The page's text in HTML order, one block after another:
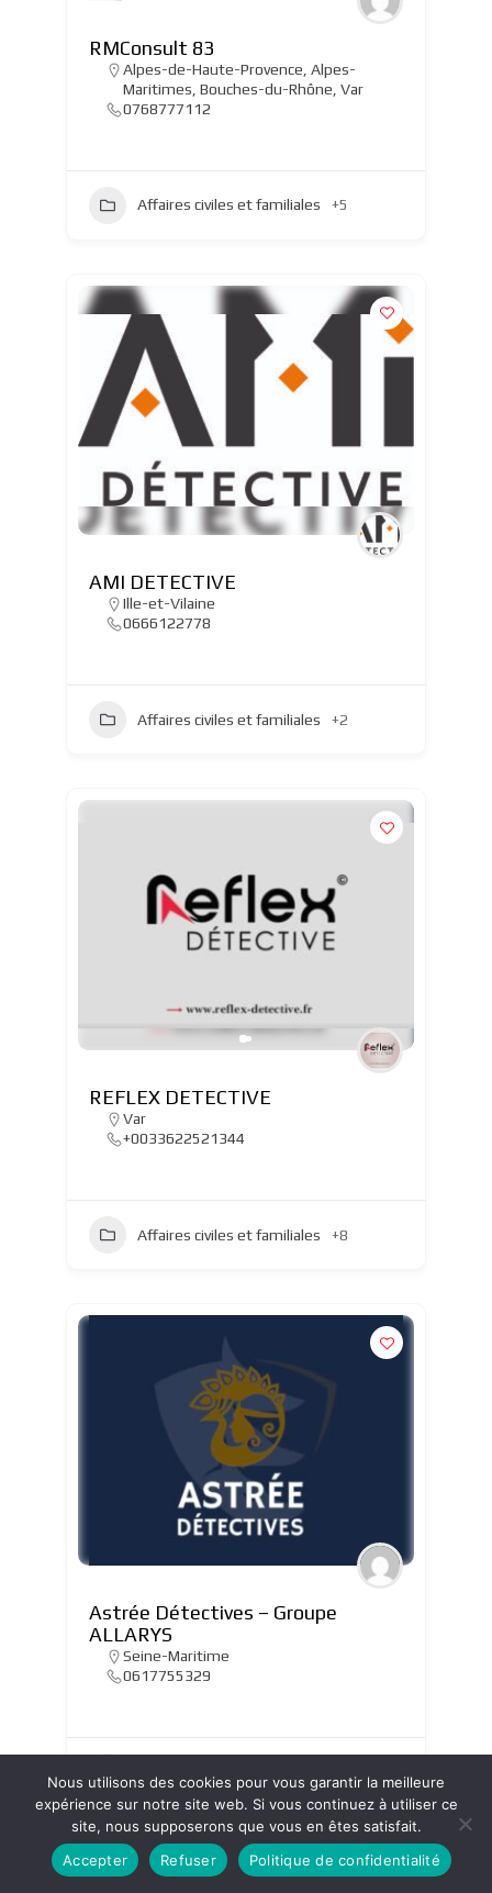
RMConsult 83
Alpes-de-Haute-Provence Alpes-
Maritimes Bouches-du-Rhône Var
0768777112
Affaires civiles et familiales +5
AMI DETECTIVE
Ille-et-Vilaine
0666122778
Affaires civiles et familiales +2
REFLEX DETECTIVE
Var
+0033622521344
Affaires civiles et familiales +8
Astrée Détectives – Groupe
ALLARYS
Seine-Maritime
0617755329
Nous utilisons des cookies pour vous garantir la meilleure
expérience sur notre site web. Si vous continuez à utiliser ce
site, nous supposerons que vous en êtes satisfait.
Accepter
Refuser Politique de confidentialité